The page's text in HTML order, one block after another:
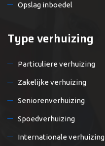
Opslag inboedel
Type verhuizing
Particuliere verhuizing
Zakelijke verhuizing
Seniorenverhuizing
Spoedverhuizing
Internationale verhuizing